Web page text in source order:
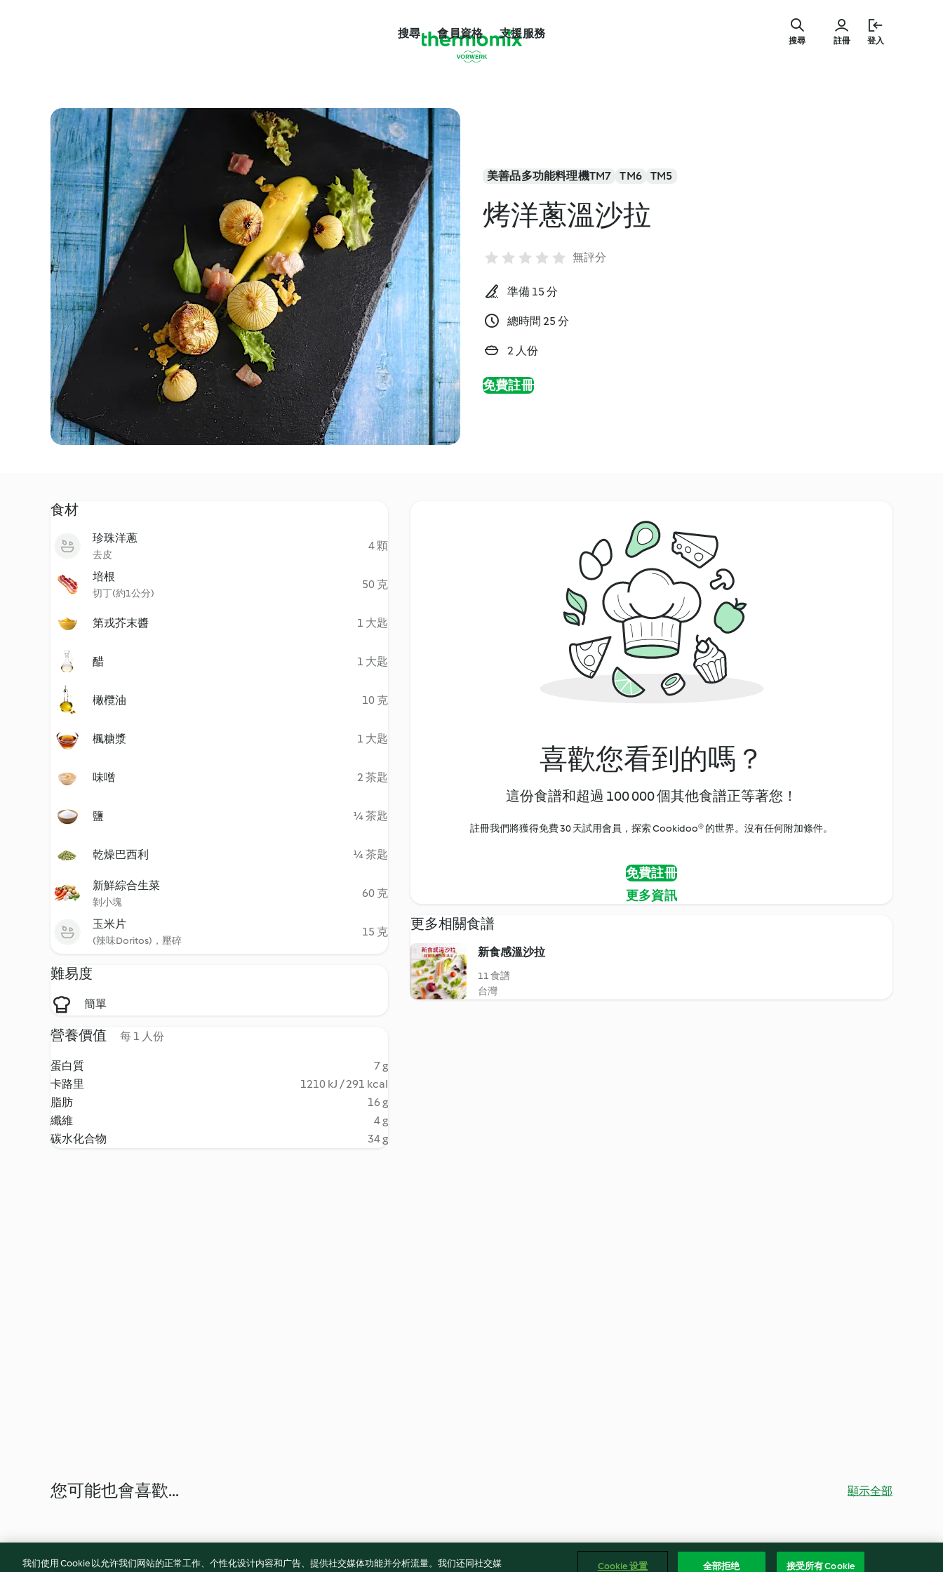
搜尋 會員資格 支援服務
註冊 登入
搜尋
美善品多功能料理機TM7 TM6 TM5
烤洋蔥溫沙拉
無評分
準備 15 分
總時間 25 分
2 人份
免費註冊
食材
珍珠洋蔥
去皮
4 顆
培根
切丁(約1公分)
50 克
第戎芥末醬 1 大匙
醋 1 大匙
橄欖油 10 克
楓糖漿 1 大匙
味噌 2 茶匙
鹽 ¼ 茶匙
乾燥巴西利 ¼ 茶匙
新鮮綜合生菜
剝小塊
60 克
玉米片
(辣味Doritos)，壓碎
15 克
難易度
簡單
營養價值 每 1 人份
蛋白質
7 g
卡路里
1210 kJ / 291 kcal
脂肪
16 g
纖維
4 g
碳水化合物
34 g
喜歡您看到的嗎？
這份食譜和超過 100 000 個其他食譜正等著您！
註冊我們將獲得免費 30 天試用會員，探索 Cookidoo® 的世界。沒有任何附加條件。
免費註冊
更多資訊
更多相關食譜
新食感溫沙拉
11 食譜
台灣
您可能也會喜歡... 顯示全部
我们使用 Cookie 以允许我们网站的正常工作、个性化设计内容和广告、提供社交媒体功能并分析流量。我们还同社交媒
Cookie 设置 全部拒绝 接受所有 Cookie